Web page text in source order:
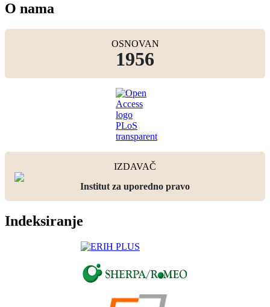
O nama
OSNOVAN
1956
IZDAVAČ
Institut za uporedno pravo
Indeksiranje